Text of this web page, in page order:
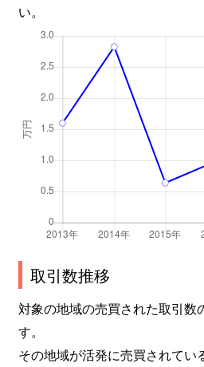
い。
取引数推移
対象の地域の売買された取引数
す。
その地域が活発に売買されてい